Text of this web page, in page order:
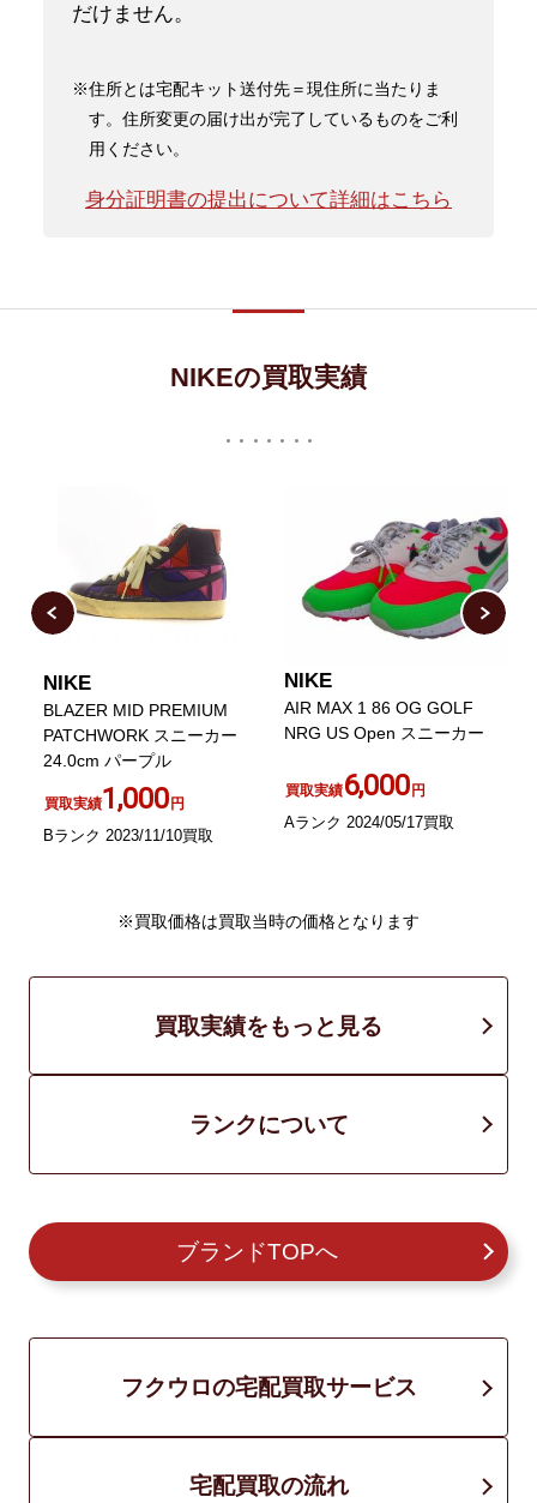
だけません。
※住所とは宅配キット送付先＝現住所に当たりま
す。住所変更の届け出が完了しているものをご利
用ください。
身分証明書の提出について詳細はこちら
NIKEの買取実績
NIKE
BLAZER MID PREMIUM
PATCHWORK スニーカー
24.0cm パープル
買取実績1,000円
Bランク 2023/11/10買取
NIKE
AIR MAX 1 86 OG GOLF
NRG US Open スニーカー
買取実績6,000円
Aランク 2024/05/17買取
※買取価格は買取当時の価格となります
買取実績をもっと見る
ランクについて
ブランドTOPへ
フクウロの宅配買取サービス
宅配買取の流れ